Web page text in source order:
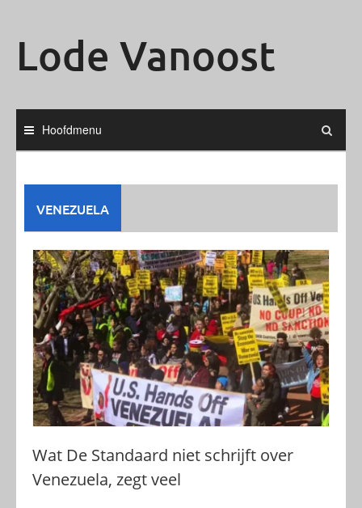
Lode Vanoost
Hoofdmenu
VENEZUELA
Wat De Standaard niet schrijft over
Venezuela, zegt veel